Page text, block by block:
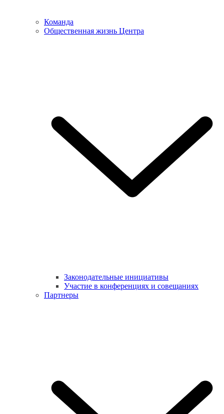
Команда
Общественная жизнь Центра
Законодательные инициативы
Участие в конференциях и совещаниях
Партнеры